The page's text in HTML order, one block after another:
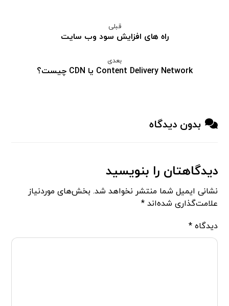
قبلی
راه های افزایش سود وب سایت
بعدی
Content Delivery Network یا CDN چیست؟
بدون دیدگاه
دیدگاهتان را بنویسید
نشانی ایمیل شما منتشر نخواهد شد. بخش‌های موردنیاز
علامت‌گذاری شده‌اند*
دیدگاه*